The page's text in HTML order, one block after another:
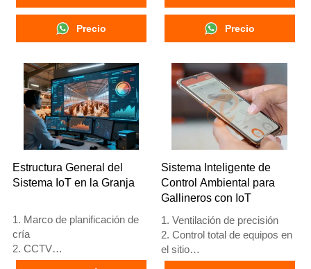
mercado.
3. Su vida útil es de más de
20 años.
inteligente artificial Vcloud,
gabinete de control eléctrico,
equipo automático de bebida,
alimentación y limpieza de
estiércol, cosecha manual.
5. Nuestra recepción en línea
What’sApp es
+8618830120193, +234
Precio
mercado.
3. Su vida útil es de más de
20 años.
inteligente artificial Vcloud,
gabinete de control eléctrico,
equipo automático de bebida,
alimentación y limpieza de
estiércol, y recolección
24 horas. Números de
WhatsApp: +8618830120193,
+234 8111199996.
Precio
Estructura General del
Sistema IoT en la Granja
1. Marco de planificación de
cría
2. CCTV
3. Plataforma digital avícola -
Sistema Inteligente de
Control Ambiental para
Gallineros con IoT
1. Ventilación de precisión
2. Control total de equipos en
el sitio
3. Sistema de alarma de